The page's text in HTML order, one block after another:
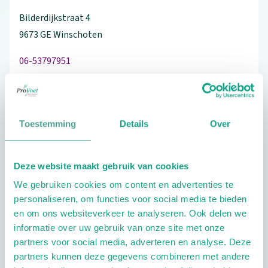
Toestemming Details Over
Deze website maakt gebruik van cookies
We gebruiken cookies om content en advertenties te
personaliseren, om functies voor social media te bieden
en om ons websiteverkeer te analyseren. Ook delen we
informatie over uw gebruik van onze site met onze
partners voor social media, adverteren en analyse. Deze
partners kunnen deze gegevens combineren met andere
Bilderdijkstraat4
9673 GEWinschoten
06-53797951
Extra opties